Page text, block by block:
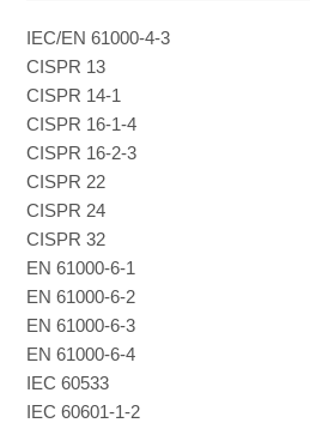
IEC/EN 61000-4-3
CISPR 13
CISPR 14-1
CISPR 16-1-4
CISPR 16-2-3
CISPR 22
CISPR 24
CISPR 32
EN 61000-6-1
EN 61000-6-2
EN 61000-6-3
EN 61000-6-4
IEC 60533
IEC 60601-1-2